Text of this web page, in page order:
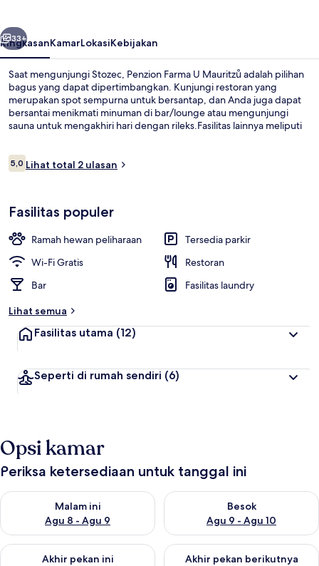
Berikutnya
33+
RingkasanKamarLokasiKebijakan
Saat mengunjungi Stozec, Penzion Farma U Mauritzů adalah pilihan
bagus yang dapat dipertimbangkan. Kunjungi restoran yang
merupakan spot sempurna untuk bersantap, dan Anda juga dapat
bersantai menikmati minuman di bar/lounge atau mengunjungi
sauna untuk mengakhiri hari dengan rileks.Fasilitas lainnya meliputi
Ulasan
5,05,0 dari 10
Lihat total 2 ulasan
Fasilitas populer
Ramah hewan peliharaan
Tersedia parkir
Wi-Fi Gratis
Restoran
Bar
Fasilitas laundry
Lihat semua
Fasilitas utama (12)
Seperti di rumah sendiri (6)
Opsi kamar
Periksa ketersediaan untuk tanggal ini
Malam ini
Agu 8 - Agu 9
Periksa ketersediaan untuk malam ini Agu 8 - Agu 9
Besok
Agu 9 - Agu 10
Periksa ketersediaan untuk
Akhir pekan ini
Periksa ketersediaan untuk akhir pekan ini Agu 14 - Agu 16
Akhir pekan berikutnya
Periksa ketersediaan untuk